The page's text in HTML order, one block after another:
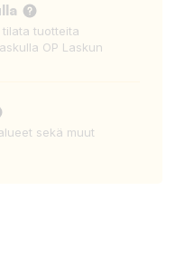
tuotteita
OP Laskun
sekä muut